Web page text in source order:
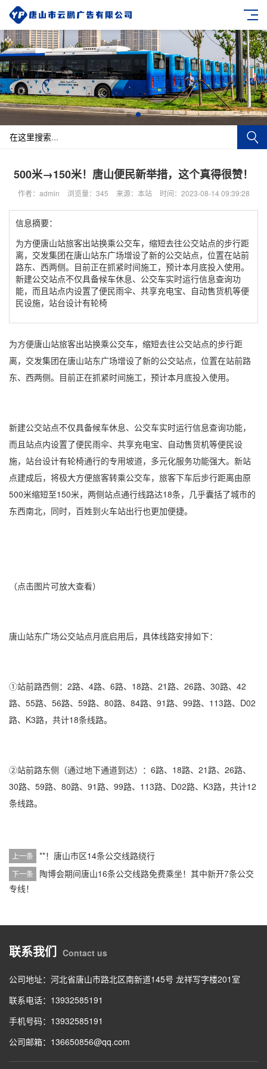
500米→150米！唐山便民新举措，这个真得很赞！
作者：admin 浏览量：345 来源：本站 时间：2023-08-14 09:39:28
信息摘要：
为方便唐山站旅客出站换乘公交车，缩短去往公交站点的步行距
离，交发集团在唐山站东广场增设了新的公交站点，位置在站前
路东、西两侧。目前正在抓紧时间施工，预计本月底投入使用。
新建公交站点不仅具备候车休息、公交车实时运行信息查询功
能，而且站点内设置了便民雨伞、共享充电宝、自动售货机等便
民设施，站台设计有轮椅
为方便唐山站旅客出站换乘公交车，缩短去往公交站点的步行距
离，交发集团在唐山站东广场增设了新的公交站点，位置在站前路
东、西两侧。目前正在抓紧时间施工，预计本月底投入使用。
新建公交站点不仅具备候车休息、公交车实时运行信息查询功能，
而且站点内设置了便民雨伞、共享充电宝、自动售货机等便民设
施，站台设计有轮椅通行的专用坡道，多元化服务功能强大。新站
点建成后，将极大方便旅客转乘公交车，旅客下车后步行距离由原
500米缩短至150米，两侧站点通行线路达18条，几乎囊括了城市的
东西南北，同时，百姓到火车站出行也更加便捷。
（点击图片可放大查看）
唐山站东广场公交站点月底启用后，具体线路安排如下：
①站前路西侧：2路、4路、6路、18路、21路、26路、30路、42
路、55路、56路、59路、80路、84路、91路、99路、113路、D02
路、K3路，共计18条线路。
②站前路东侧（通过地下通道到达）：6路、18路、21路、26路、
30路、59路、80路、91路、99路、113路、D02路、K3路，共计12
条线路。
上一条 **！唐山市区14条公交线路绕行
下一条
陶博会期间唐山16条公交线路免费乘坐！其中新开7条公交
专线！
联系我们 Contact us
公司地址：河北省唐山市路北区南新道145号 龙祥写字楼201室
联系电话：13932585191
手机号码：13932585191
公司邮箱：136650856@qq.com